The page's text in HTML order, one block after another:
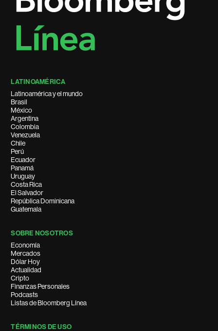
LATINOAMÉRICA
Latinoamérica y el mundo
Brasil
México
Argentina
Colombia
Venezuela
Chile
Perú
Ecuador
Panamá
Uruguay
Costa Rica
El Salvador
República Dominicana
Guatemala
SOBRE NOSOTROS
Economía
Mercados
Dólar Hoy
Actualidad
Cripto
Finanzas Personales
Podcasts
Listas de Bloomberg Línea
TÉRMINOS DE USO